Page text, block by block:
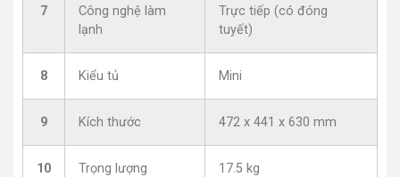
7
Công nghệ làm
lạnh
Trực tiếp (có đóng
tuyết)
8 Kiểu tủ Mini
9 Kích thước 472 x 441 x 630 mm
10 Trọng lượng 17.5 kg